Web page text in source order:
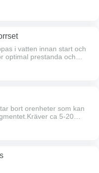
i vatten innan start och
optimal prestanda och
bort orenheter som kan
ca 5-20